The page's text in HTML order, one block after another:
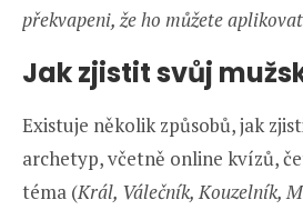
překvapeni, že ho můžete
Jak zjistit svůj
Existuje několik způsobů, jak
archetyp, včetně online kvízů,
téma (Král, Válečník, Kouzelník,